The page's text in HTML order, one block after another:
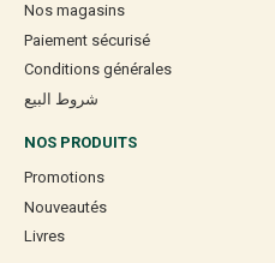
Nos magasins
Paiement sécurisé
Conditions générales
شروط البيع
NOS PRODUITS
Promotions
Nouveautés
Livres